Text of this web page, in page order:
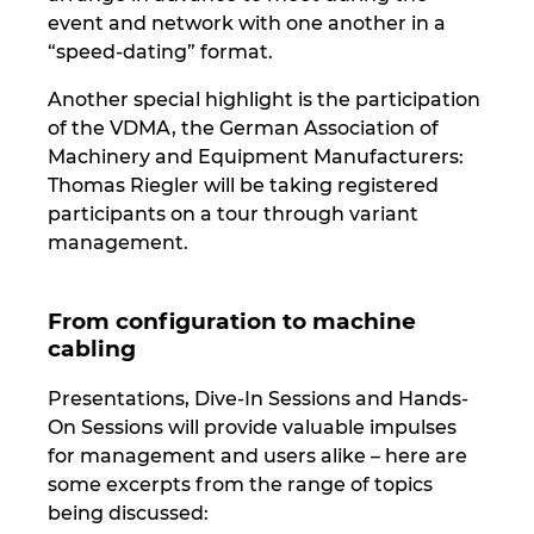
event and network with one another in a
“speed-dating” format.
Another special highlight is the participation
of the VDMA, the German Association of
Machinery and Equipment Manufacturers:
Thomas Riegler will be taking registered
participants on a tour through variant
management.
From configuration to machine
cabling
Presentations, Dive-In Sessions and Hands-
On Sessions will provide valuable impulses
for management and users alike – here are
some excerpts from the range of topics
being discussed:
Ukraine
United Kingdom
United States